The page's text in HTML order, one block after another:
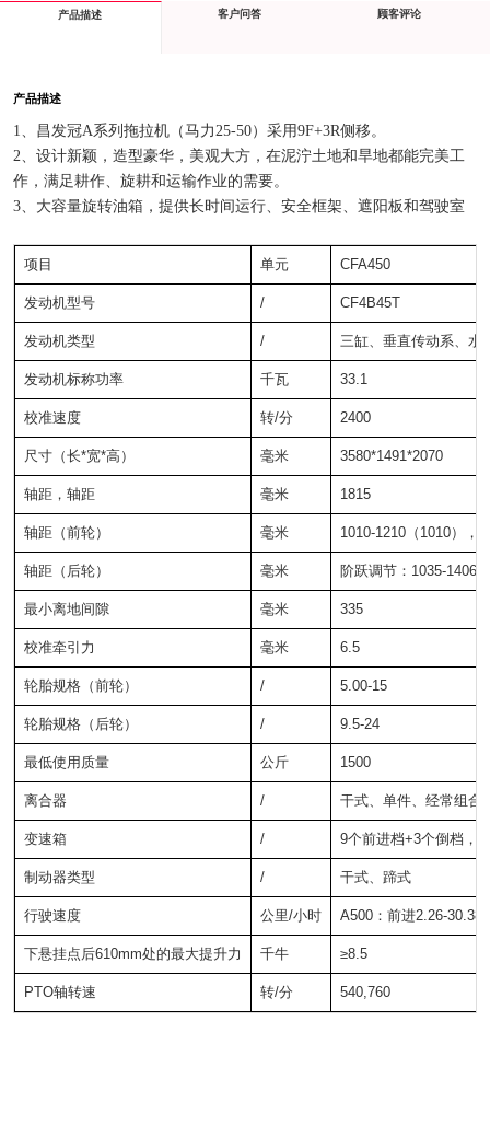
产品描述 客户问答 顾客评论
产品描述
1、昌发冠A系列拖拉机（马力25-50）采用9F+3R侧移。
2、设计新颖，造型豪华，美观大方，在泥泞土地和旱地都能完美工
作，满足耕作、旋耕和运输作业的需要。
3、大容量旋转油箱，提供长时间运行、安全框架、遮阳板和驾驶室
项目 单元 CFA450
发动机型号 / CF4B45T
发动机类型 / 三缸、垂直传动系、水
发动机标称功率 千瓦 33.1
校准速度 转/分 2400
尺寸（长*宽*高） 毫米 3580*1491*2070
轴距，轴距 毫米 1815
轴距（前轮） 毫米 1010-1210（1010），
轴距（后轮） 毫米 阶跃调节：1035-1406
最小离地间隙 毫米 335
校准牵引力 毫米 6.5
轮胎规格（前轮） / 5.00-15
轮胎规格（后轮） / 9.5-24
最低使用质量 公斤 1500
离合器 / 干式、单件、经常组合
变速箱 / 9个前进档+3个倒档，
制动器类型 / 干式、蹄式
行驶速度 公里/小时 A500：前进2.26-30.38
下悬挂点后610mm处的最大提升力 千牛 ≥8.5
PTO轴转速 转/分 540,760